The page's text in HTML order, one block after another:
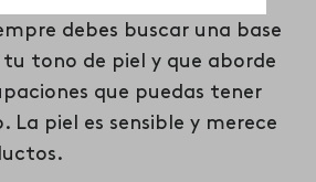
debes buscar una base
tono de piel y que aborde
que puedas tener
La piel es sensible y merece